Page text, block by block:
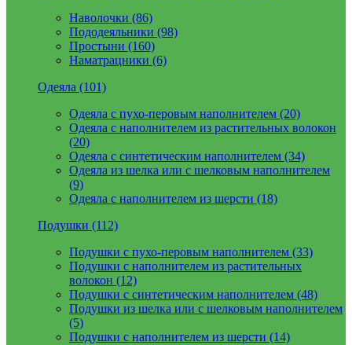
Наволочки (86)
Пододеяльники (98)
Простыни (160)
Наматрацники (6)
Одеяла (101)
Одеяла с пухо-перовым наполнителем (20)
Одеяла с наполнителем из растительных волокон
(20)
Одеяла с синтетическим наполнителем (34)
Одеяла из шелка или с шелковым наполнителем
(9)
Одеяла с наполнителем из шерсти (18)
Подушки (112)
Подушки с пухо-перовым наполнителем (33)
Подушки с наполнителем из растительных
волокон (12)
Подушки с синтетическим наполнителем (48)
Подушки из шелка или с шелковым наполнителем
(5)
Подушки с наполнителем из шерсти (14)